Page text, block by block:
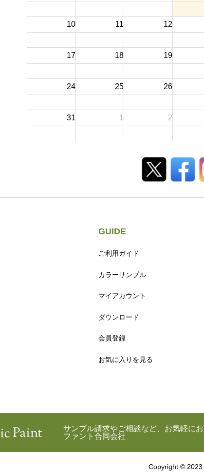
10 11 12
17 18 19
24 25 26
31 1 2
GUIDE
ご利用ガイド
カラーサンプル
マイアカウント
ダウンロード
会員登録
お気に入りを見る
サンプル請求やご相談など、お気軽に
ファント合同会社
Copyright © 2023